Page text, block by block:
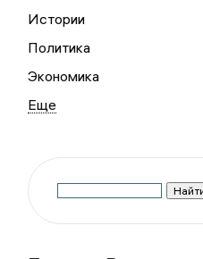
Истории
Политика
Экономика